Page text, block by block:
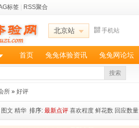
标签 RSS聚合
北京站 手机站
首页 兔兔体验资讯 兔兔网论坛
搜索
所 » 好评
图文 精华 排序: 最新点评 喜欢程度 鲜花数 回应数量